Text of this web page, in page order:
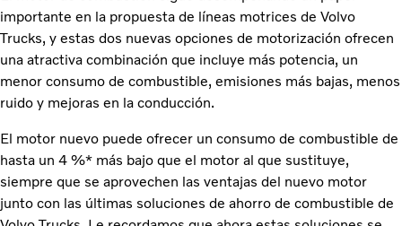
importante en la propuesta de líneas motrices de Volvo
Trucks, y estas dos nuevas opciones de motorización ofrecen
una atractiva combinación que incluye más potencia, un
menor consumo de combustible, emisiones más bajas, menos
ruido y mejoras en la conducción.
El motor nuevo puede ofrecer un consumo de combustible de
hasta un 4 %* más bajo que el motor al que sustituye,
siempre que se aprovechen las ventajas del nuevo motor
junto con las últimas soluciones de ahorro de combustible de